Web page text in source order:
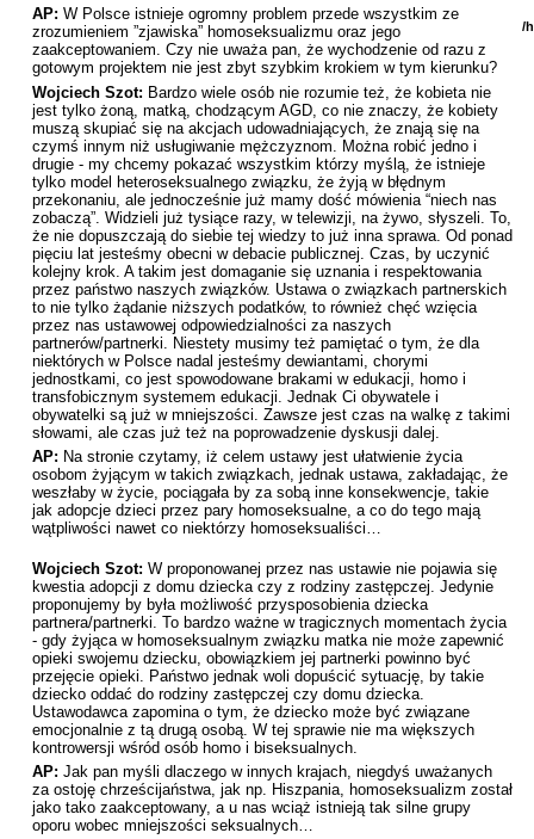
AP:W Polsce istnieje ogromny problem przede wszystkim ze
zrozumieniem ”zjawiska” homoseksualizmu oraz jego
zaakceptowaniem. Czy nie uważa pan, że wychodzenie od razu z
gotowym projektem nie jest zbyt szybkim krokiem w tym kierunku?
Wojciech Szot: Bardzo wiele osób nie rozumie też, że kobieta nie
jest tylko żoną, matką, chodzącym AGD, co nie znaczy, że kobiety
muszą skupiać się na akcjach udowadniających, że znają się na
czymś innym niż usługiwanie mężczyznom. Można robić jedno i
drugie - my chcemy pokazać wszystkim którzy myślą, że istnieje
tylko model heteroseksualnego związku, że żyją w błędnym
przekonaniu, ale jednocześnie już mamy dość mówienia “niech nas
zobaczą”. Widzieli już tysiące razy, w telewizji, na żywo, słyszeli. To,
że nie dopuszczają do siebie tej wiedzy to już inna sprawa. Od ponad
pięciu lat jesteśmy obecni w debacie publicznej. Czas, by uczynić
kolejny krok. A takim jest domaganie się uznania i respektowania
przez państwo naszych związków. Ustawa o związkach partnerskich
to nie tylko żądanie niższych podatków, to również chęć wzięcia
przez nas ustawowej odpowiedzialności za naszych
partnerów/partnerki. Niestety musimy też pamiętać o tym, że dla
niektórych w Polsce nadal jesteśmy dewiantami, chorymi
jednostkami, co jest spowodowane brakami w edukacji, homo i
transfobicznym systemem edukacji. Jednak Ci obywatele i
obywatelki są już w mniejszości. Zawsze jest czas na walkę z takimi
słowami, ale czas już też na poprowadzenie dyskusji dalej.
AP: Na stronie czytamy, iż celem ustawy jest ułatwienie życia
osobom żyjącym w takich związkach, jednak ustawa, zakładając, że
weszłaby w życie, pociągała by za sobą inne konsekwencje, takie
jak adopcje dzieci przez pary homoseksualne, a co do tego mają
wątpliwości nawet co niektórzy homoseksualiści…
Wojciech Szot:W proponowanej przez nas ustawie nie pojawia się
kwestia adopcji z domu dziecka czy z rodziny zastępczej. Jedynie
proponujemy by była możliwość przysposobienia dziecka
partnera/partnerki. To bardzo ważne w tragicznych momentach życia
- gdy żyjąca w homoseksualnym związku matka nie może zapewnić
opieki swojemu dziecku, obowiązkiem jej partnerki powinno być
przejęcie opieki. Państwo jednak woli dopuścić sytuację, by takie
dziecko oddać do rodziny zastępczej czy domu dziecka.
Ustawodawca zapomina o tym, że dziecko może być związane
emocjonalnie z tą drugą osobą. W tej sprawie nie ma większych
kontrowersji wśród osób homo i biseksualnych.
AP:Jak pan myśli dlaczego w innych krajach, niegdyś uważanych
za ostoję chrześcijaństwa, jak np. Hiszpania, homoseksualizm został
jako tako zaakceptowany, a u nas wciąż istnieją tak silne grupy
oporu wobec mniejszości seksualnych…
/